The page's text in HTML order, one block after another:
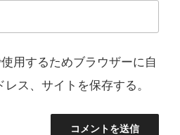
用するためブラウザーに自
ス、サイトを保存する。